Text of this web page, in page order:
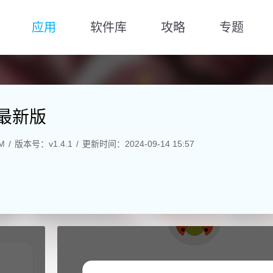
应用 软件库 攻略 专题
新版
版本号：v1.4.1 更新时间：2024-09-14 15:57